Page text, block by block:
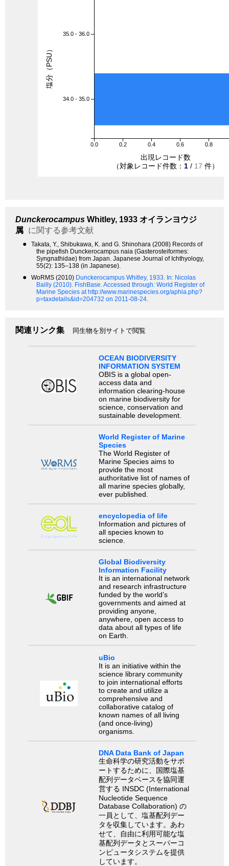
0.0 0.2 0.4 0.6 0.8
35.0 - 36.0
34.0 - 35.0
出現レコード数
（対象レコード件数： 1 / 17 件）
塩分（PSU）
Dunckerocampus Whitley, 1933 オイランヨウジ
属 に関する参考文献
●
Takata, Y., Shibukawa, K. and G. Shinohara (2008) Records of
the pipefish Dunckerocampus naia (Gasterosteiformes:
Syngnathidae) from Japan. Japanese Journal of Ichthyology,
55(2): 135–138 (in Japanese).
● WoRMS (2010) Dunckerocampus Whitley, 1933. In: Nicolas
Bailly (2010). FishBase. Accessed through: World Register of
Marine Species at http://www.marinespecies.org/aphia.php?
p=taxdetails&id=204732 on 2011-08-24.
関連リンク集 同生物を別サイトで閲覧
OCEAN BIODIVERSITY
INFORMATION SYSTEM
OBIS is a global open-
access data and
information clearing-house
on marine biodiversity for
science, conservation and
sustainable development.
World Register of Marine
Species
The World Register of
Marine Species aims to
provide the most
authoritative list of names of
all marine species globally,
ever published.
encyclopedia of life
Information and pictures of
all species known to
science.
Global Biodiversity
Information Facility
It is an international network
and research infrastructure
funded by the world’s
governments and aimed at
providing anyone,
anywhere, open access to
data about all types of life
on Earth.
uBio
It is an initiative within the
science library community
to join international efforts
to create and utilize a
comprehensive and
collaborative catalog of
known names of all living
(and once-living)
organisms.
DNA Data Bank of Japan
生命科学の研究活動をサポ
ートするために、国際塩基
配列データベースを協同運
営する INSDC (International
Nucleotide Sequence
Database Collaboration) の
一員として、塩基配列デー
タを収集しています。あわ
せて、自由に利用可能な塩
基配列データとスーパーコ
ンピュータシステムを提供
しています。